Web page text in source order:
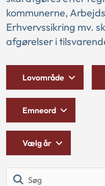
kommunerne,
Erhvervssikring mv.
afgørelser i
Lovområde
Emneord
Vælg år